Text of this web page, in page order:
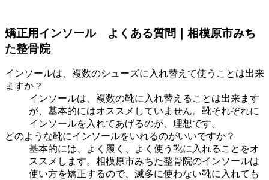
矯正用インソール よくある質問｜相模原市みち
た整骨院
インソールは、複数のシューズに入れ替えて使うことは出来
ますか？
インソールは、複数の靴に入れ替えることは出来ます
が、基本的にはオススメしていません。靴それぞれに
インソールを入れてあげるのが、理想です。
どのような靴にインソールをいれるのがいいですか？
基本的には、よく履く、よく使う靴に入れることをオ
ススメします。相模原市みちた整骨院のインソールは
使い方を矯正するので、滅多に使わない靴に入れても